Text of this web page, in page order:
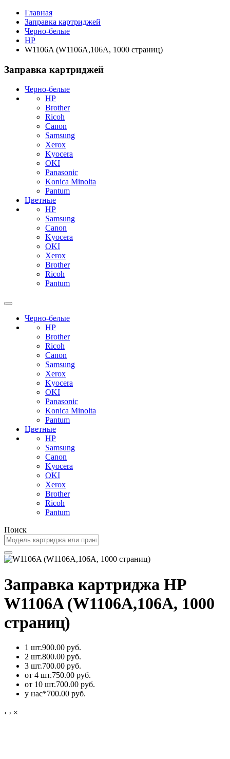
Главная
Заправка картриджей
Черно-белые
HP
W1106A (W1106A,106A, 1000 страниц)
Заправка картриджей
Черно-белые
HP
Brother
Ricoh
Canon
Samsung
Xerox
Kyocera
OKI
Panasonic
Konica Minolta
Pantum
Цветные
HP
Samsung
Canon
Kyocera
OKI
Xerox
Brother
Ricoh
Pantum
Черно-белые
HP
Brother
Ricoh
Canon
Samsung
Xerox
Kyocera
OKI
Panasonic
Konica Minolta
Pantum
Цветные
HP
Samsung
Canon
Kyocera
OKI
Xerox
Brother
Ricoh
Pantum
Поиск
Заправка картриджа HP
W1106A (W1106A,106A, 1000
страниц)
1 шт.900.00 руб.
2 шт.800.00 руб.
3 шт.700.00 руб.
от 4 шт.750.00 руб.
от 10 шт.700.00 руб.
у нас*700.00 руб.
‹ › ×